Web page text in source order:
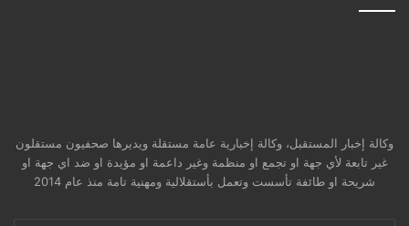
وكالة إخبار المستقبل، وكالة إخبارية عامة مستقلة ويديرها صحفيون مستقلون
غير تابعة لأي جهة او تجمع او منظمة وغير داعمة او مؤيدة او ضد اي جهة او
شريحة او طائفة تأسست وتعمل بأستقلالية ومهنية تامة منذ عام 2014